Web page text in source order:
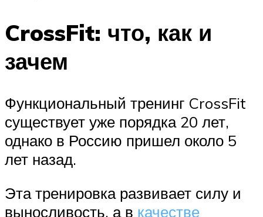
CrossFit: что, как и
зачем
Функциональный тренинг CrossFit
существует уже порядка 20 лет,
однако в Россию пришел около 5
лет назад.
Эта тренировка развивает силу и
выносливость, а в качестве